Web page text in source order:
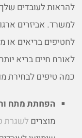
להראות לעובדים
למשרד. אביזרים
לחטיפים בריאים או
לאורח חיים בריא
כמה טיפים לבחירת
הפחתת מתח
מוצריםלשגרת